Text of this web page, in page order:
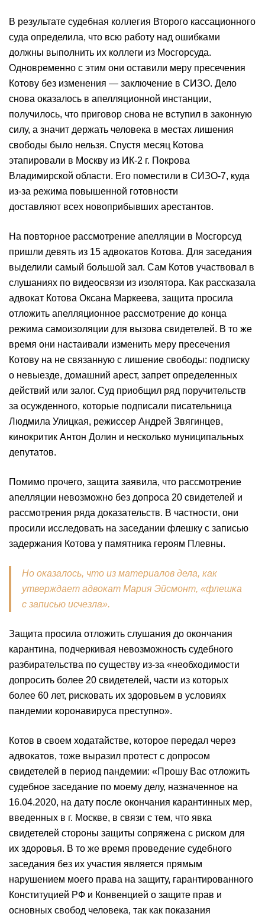
В результате судебная коллегия Второго кассационного
суда определила, что всю работу над ошибками
должны выполнить их коллеги из Мосгорсуда.
Одновременно с этим они оставили меру пресечения
Котову без изменения — заключение в СИЗО. Дело
снова оказалось в апелляционной инстанции,
получилось, что приговор снова не вступил в законную
силу, а значит держать человека в местах лишения
свободы было нельзя. Спустя месяц Котова
этапировали в Москву из ИК-2 г. Покрова
Владимирской области. Его поместили в СИЗО-7, куда
из-за режима повышенной готовности
доставляют всех новоприбывших арестантов.
На повторное рассмотрение апелляции в Мосгорсуд
пришли девять из 15 адвокатов Котова. Для заседания
выделили самый большой зал. Сам Котов участвовал в
слушаниях по видеосвязи из изолятора. Как рассказала
адвокат Котова Оксана Маркеева, защита просила
отложить апелляционное рассмотрение до конца
режима самоизоляции для вызова свидетелей. В то же
время они настаивали изменить меру пресечения
Котову на не связанную с лишение свободы: подписку
о невыезде, домашний арест, запрет определенных
действий или залог. Суд приобщил ряд поручительств
за осужденного, которые подписали писательница
Людмила Улицкая, режиссер Андрей Звягинцев,
кинокритик Антон Долин и несколько муниципальных
депутатов.
Помимо прочего, защита заявила, что рассмотрение
апелляции невозможно без допроса 20 свидетелей и
рассмотрения ряда доказательств. В частности, они
просили исследовать на заседании флешку с записью
задержания Котова у памятника героям Плевны.
Но оказалось, что из материалов дела, как
утверждает адвокат Мария Эйсмонт, «флешка
с записью исчезла».
Защита просила отложить слушания до окончания
карантина, подчеркивая невозможность судебного
разбирательства по существу из-за «необходимости
допросить более 20 свидетелей, части из которых
более 60 лет, рисковать их здоровьем в условиях
пандемии коронавируса преступно».
Котов в своем ходатайстве, которое передал через
адвокатов, тоже выразил протест с допросом
свидетелей в период пандемии: «Прошу Вас отложить
судебное заседание по моему делу, назначенное на
16.04.2020, на дату после окончания карантинных мер,
введенных в г. Москве, в связи с тем, что явка
свидетелей стороны защиты сопряжена с риском для
их здоровья. В то же время проведение судебного
заседания без их участия является прямым
нарушением моего права на защиту, гарантированного
Конституцией РФ и Конвенцией о защите прав и
основных свобод человека, так как показания